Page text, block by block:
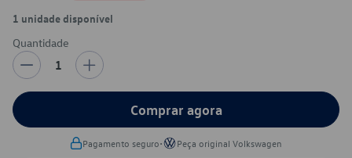
1 unidade disponível
Quantidade
1
Comprar agora
Pagamento seguro• Peça original Volkswagen